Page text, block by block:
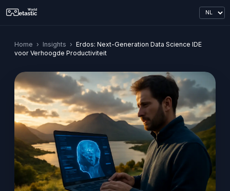
Home › Insights › Erdos: Next-Generation Data Science IDE
voor Verhoogde Productiviteit